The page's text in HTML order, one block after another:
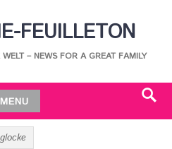
FEUILLETON
– NEWS FOR A GREAT FAMILY
MENU